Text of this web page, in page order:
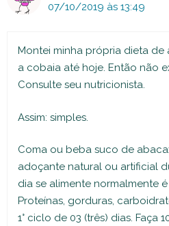
07/10/2019 às 13:49
Montei minha própria dieta de
a cobaia até hoje. Então não
Consulte seu nutricionista.
Assim: simples.
Coma ou beba suco de
adoçante natural ou artificial
dia se alimente normalmente
Proteínas, gorduras,
1° ciclo de 03 (três) dias. Faça